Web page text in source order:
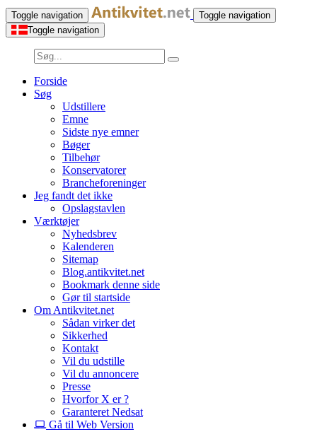
Toggle navigation
Toggle navigation
Toggle navigation
Forside
Søg
Udstillere
Emne
Sidste nye emner
Bøger
Tilbehør
Konservatorer
Brancheforeninger
Jeg fandt det ikke
Opslagstavlen
Værktøjer
Nyhedsbrev
Kalenderen
Sitemap
Blog.antikvitet.net
Bookmark denne side
Gør til startside
Om Antikvitet.net
Sådan virker det
Sikkerhed
Kontakt
Vil du udstille
Vil du annoncere
Presse
Hvorfor X er ?
Garanteret Nedsat
Gå til Web Version